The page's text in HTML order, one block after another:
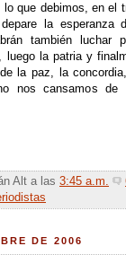
que debimos, en el
la esperanza
también luchar
luego la patria y
la paz, la
nos cansamos
Alt a las 3:45 a.m.
DE 2006